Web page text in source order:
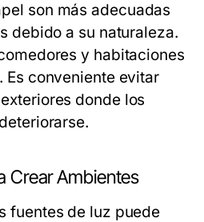
son más adecuadas
debido a su naturaleza.
y habitaciones
Es conveniente evitar
donde los
Crear Ambientes
fuentes de luz puede